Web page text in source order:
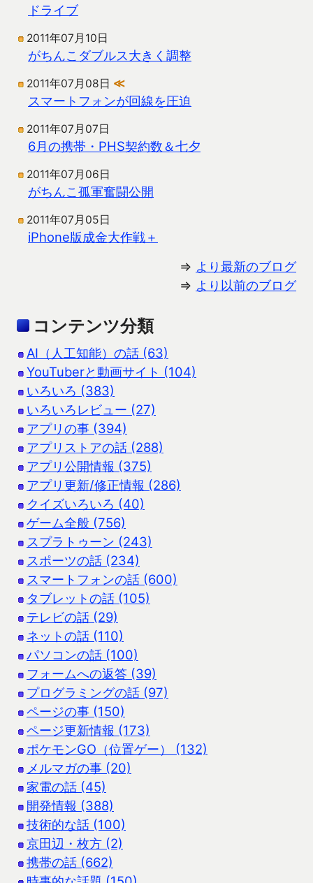
ドライブ
2011年07月10日
がちんこダブルス大きく調整
2011年07月08日 ≪
スマートフォンが回線を圧迫
2011年07月07日
6月の携帯・PHS契約数＆七夕
2011年07月06日
がちんこ孤軍奮闘公開
2011年07月05日
iPhone版成金大作戦＋
⇒ より最新のブログ
⇒ より以前のブログ
コンテンツ分類
AI（人工知能）の話 (63)
YouTuberと動画サイト (104)
いろいろ (383)
いろいろレビュー (27)
アプリの事 (394)
アプリストアの話 (288)
アプリ公開情報 (375)
アプリ更新/修正情報 (286)
クイズいろいろ (40)
ゲーム全般 (756)
スプラトゥーン (243)
スポーツの話 (234)
スマートフォンの話 (600)
タブレットの話 (105)
テレビの話 (29)
ネットの話 (110)
パソコンの話 (100)
フォームへの返答 (39)
プログラミングの話 (97)
ページの事 (150)
ページ更新情報 (173)
ポケモンGO（位置ゲー） (132)
メルマガの事 (20)
家電の話 (45)
開発情報 (388)
技術的な話 (100)
京田辺・枚方 (2)
携帯の話 (662)